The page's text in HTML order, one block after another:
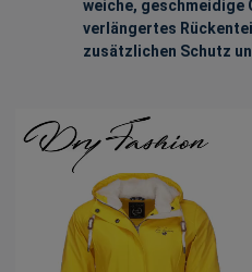
weiche, geschmeidige
verlängertes
zusätzlichen Schutz